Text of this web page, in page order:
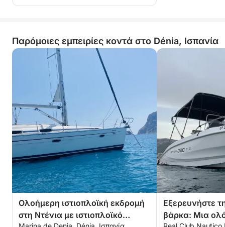
Παρόμοιες εμπειρίες κοντά στο Dénia, Ισπανία
Ολοήμερη ιστιοπλοϊκή εκδρομή
στη Ντένια με ιστιοπλοϊκό
Εξερευνήστε
βάρκα: Μια